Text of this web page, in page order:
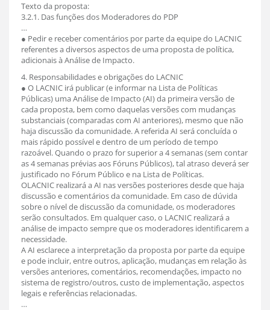
Texto da proposta:
3.2.1. Das funções dos Moderadores do PDP
…
● Pedir e receber comentários por parte da equipe do LACNIC
referentes a diversos aspectos de uma proposta de política,
adicionais à Análise de Impacto.
4. Responsabilidades e obrigações do LACNIC
● O LACNIC irá publicar (e informar na Lista de Políticas
Públicas) uma Análise de Impacto (AI) da primeira versão de
cada proposta, bem como daquelas versões com mudanças
substanciais (comparadas com AI anteriores), mesmo que não
haja discussão da comunidade. A referida AI será concluída o
mais rápido possível e dentro de um período de tempo
razoável. Quando o prazo for superior a 4 semanas (sem contar
as 4 semanas prévias aos Fóruns Públicos), tal atraso deverá ser
justificado no Fórum Público e na Lista de Políticas.
OLACNIC realizará a AI nas versões posteriores desde que haja
discussão e comentários da comunidade. Em caso de dúvida
sobre o nível de discussão da comunidade, os moderadores
serão consultados. Em qualquer caso, o LACNIC realizará a
análise de impacto sempre que os moderadores identificarem a
necessidade.
A AI esclarece a interpretação da proposta por parte da equipe
e pode incluir, entre outros, aplicação, mudanças em relação às
versões anteriores, comentários, recomendações, impacto no
sistema de registro/outros, custo de implementação, aspectos
legais e referências relacionadas.
…